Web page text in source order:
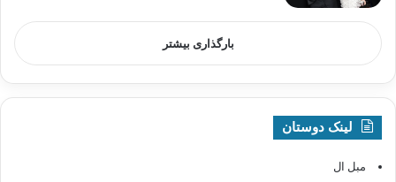
بارگذاری بیشتر
لینک دوستان
مبل ال